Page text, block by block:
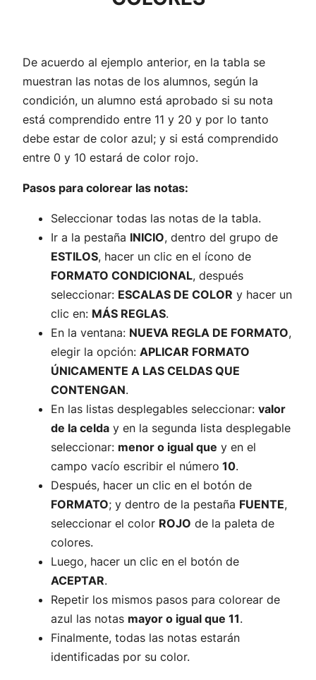
De acuerdo al ejemplo anterior, en la tabla se
muestran las notas de los alumnos, según la
condición, un alumno está aprobado si su nota
está comprendido entre 11 y 20 y por lo tanto
debe estar de color azul; y si está comprendido
entre 0 y 10 estará de color rojo.
Pasos para colorear las notas:
Seleccionar todas las notas de la tabla.
Ir a la pestaña INICIO, dentro del grupo de
ESTILOS, hacer un clic en el ícono de
FORMATO CONDICIONAL, después
seleccionar: ESCALAS DE COLOR y hacer un
clic en: MÁS REGLAS.
En la ventana: NUEVA REGLA DE FORMATO,
elegir la opción: APLICAR FORMATO
ÚNICAMENTE A LAS CELDAS QUE
CONTENGAN.
En las listas desplegables seleccionar: valor
de la celda y en la segunda lista desplegable
seleccionar: menor o igual que y en el
campo vacío escribir el número 10.
Después, hacer un clic en el botón de
FORMATO; y dentro de la pestaña FUENTE,
seleccionar el color ROJO de la paleta de
colores.
Luego, hacer un clic en el botón de
ACEPTAR.
Repetir los mismos pasos para colorear de
azul las notas mayor o igual que 11.
Finalmente, todas las notas estarán
identificadas por su color.